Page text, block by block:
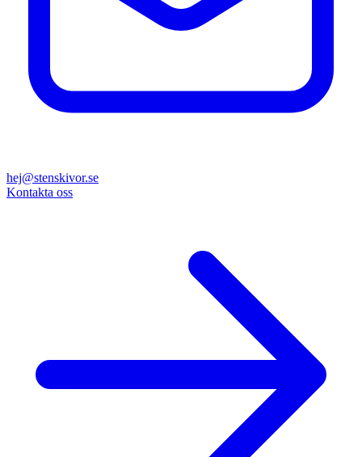
hej@stenskivor.se
Kontakta oss